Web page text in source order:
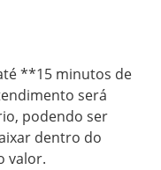
**15 minutos de
será
podendo ser
dentro do
valor.